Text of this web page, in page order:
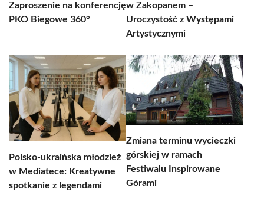
Zaproszenie na konferencję
PKO Biegowe 360°
w Zakopanem –
Uroczystość z Występami
Artystycznymi
Polsko-ukraińska młodzież
w Mediatece: Kreatywne
spotkanie z legendami
Zmiana terminu wycieczki
górskiej w ramach
Festiwalu Inspirowane
Górami